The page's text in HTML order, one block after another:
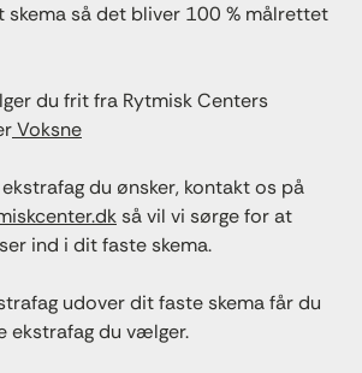
så det bliver 100 % målrettet
du frit fra Rytmisk Centers
Voksne
du ønsker, kontakt os på
så vil vi sørge for at
ind i dit faste skema.
udover dit faste skema får du
ekstrafag du vælger.